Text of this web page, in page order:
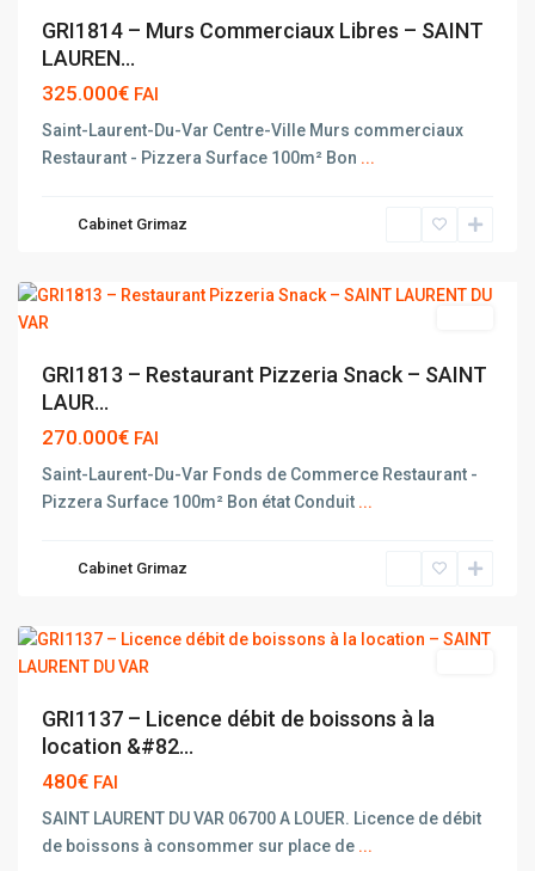
GRI1814 – Murs Commerciaux Libres – SAINT
LAUREN...
325.000€ FAI
Saint-Laurent-Du-Var Centre-Ville Murs commerciaux
Restaurant - Pizzera Surface 100m² Bon ...
Cabinet Grimaz
GRI1813 – Restaurant Pizzeria Snack – SAINT
LAUR...
270.000€ FAI
Saint-Laurent-Du-Var Fonds de Commerce Restaurant -
Pizzera Surface 100m² Bon état Conduit ...
Cabinet Grimaz
GRI1137 – Licence débit de boissons à la
location &#82...
480€ FAI
SAINT LAURENT DU VAR 06700 A LOUER. Licence de débit
de boissons à consommer sur place de ...